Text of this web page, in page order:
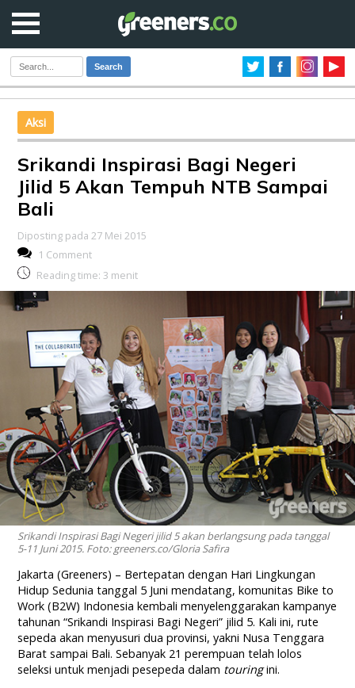
Search
Aksi
Srikandi Inspirasi Bagi Negeri
Jilid 5 Akan Tempuh NTB Sampai
Bali
Diposting pada 27 Mei 2015
1 Comment
Reading time: 3 menit
Srikandi Inspirasi Bagi Negeri jilid 5 akan berlangsung pada tanggal
5-11 Juni 2015. Foto: greeners.co/Gloria Safira
Jakarta (Greeners) – Bertepatan dengan Hari Lingkungan
Hidup Sedunia tanggal 5 Juni mendatang, komunitas Bike to
Work (B2W) Indonesia kembali menyelenggarakan kampanye
tahunan “Srikandi Inspirasi Bagi Negeri” jilid 5. Kali ini, rute
sepeda akan menyusuri dua provinsi, yakni Nusa Tenggara
Barat sampai Bali. Sebanyak 21 perempuan telah lolos
seleksi untuk menjadi pesepeda dalam touringini.